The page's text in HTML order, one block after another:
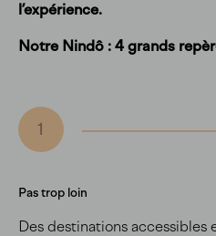
l’expérience.
Notre Nindô : 4 grands
1
Pas trop loin
Des destinations accessibles